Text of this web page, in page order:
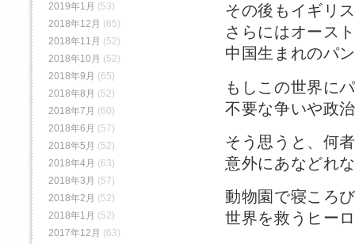
その後もイギリ
さらにはオース
中国生まれのパ
もしこの世界に
不要な争いや政
そう思うと、何
意外にあなどれ
動物園で寝ころ
世界を救うヒー
2019年1月 (53)
2018年12月 (65)
2018年11月 (52)
2018年10月 (52)
2018年9月 (65)
2018年8月 (52)
2018年7月 (60)
2018年6月 (57)
2018年5月 (52)
2018年4月 (63)
2018年3月 (57)
2018年2月 (52)
2018年1月 (52)
2017年12月 (63)